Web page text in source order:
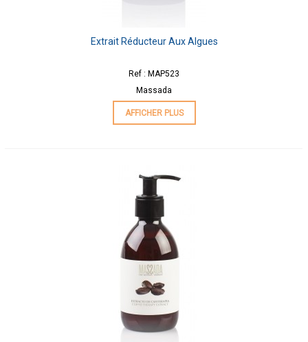
Extrait Réducteur Aux Algues
Ref : MAP523
Massada
AFFICHER PLUS